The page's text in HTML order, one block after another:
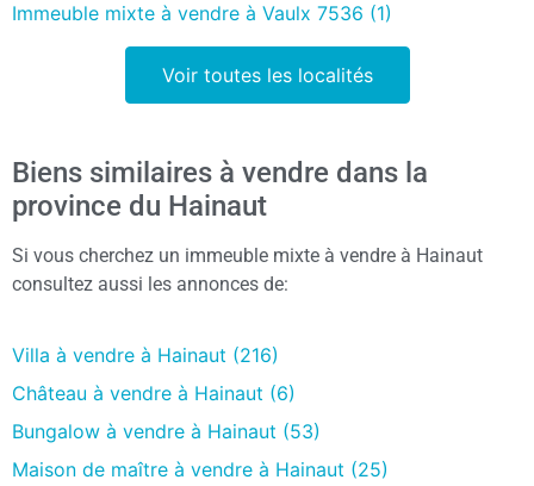
Immeuble mixte à vendre à Vaulx 7536 (1)
Voir toutes les localités
Biens similaires à vendre dans la
province du Hainaut
Si vous cherchez un immeuble mixte à vendre à Hainaut
consultez aussi les annonces de:
Villa à vendre à Hainaut (216)
Château à vendre à Hainaut (6)
Bungalow à vendre à Hainaut (53)
Maison de maître à vendre à Hainaut (25)